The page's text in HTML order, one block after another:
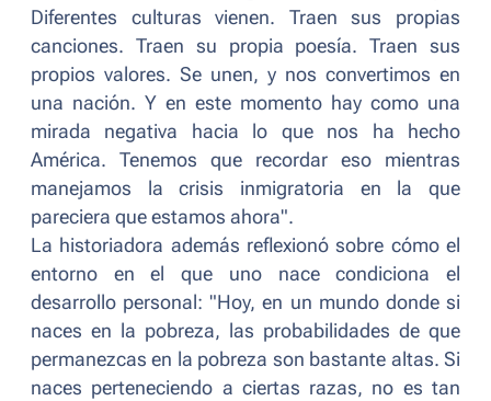
Diferentes culturas vienen. Traen sus propias
canciones. Traen su propia poesía. Traen sus
propios valores. Se unen, y nos convertimos en
una nación. Y en este momento hay como una
mirada negativa hacia lo que nos ha hecho
América. Tenemos que recordar eso mientras
manejamos la crisis inmigratoria en la que
pareciera que estamos ahora".
La historiadora además reflexionó sobre cómo el
entorno en el que uno nace condiciona el
desarrollo personal: "Hoy, en un mundo donde si
naces en la pobreza, las probabilidades de que
permanezcas en la pobreza son bastante altas. Si
naces perteneciendo a ciertas razas, no es tan